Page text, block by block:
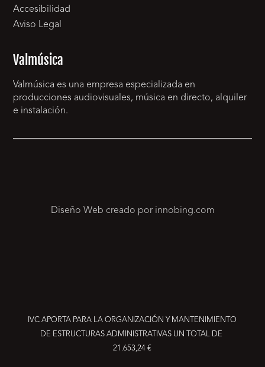
RESERVA YA TU PRODUCTO
Accesibilidad
Aviso Legal
Valmúsica
Valmúsica es una empresa especializada en
producciones audiovisuales, música en directo, alquiler
e instalación.
Diseño Web creado por innobing.com
IVC APORTA PARA LA ORGANIZACIÓN Y MANTENIMIENTO
DE ESTRUCTURAS ADMINISTRATIVAS UN TOTAL DE
21.653,24 €